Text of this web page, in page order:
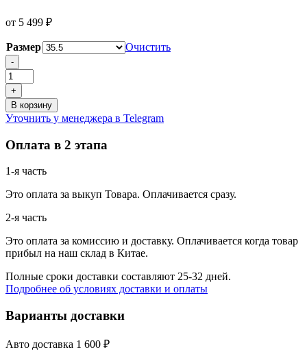
от 5 499 ₽
Размер
Очистить
Количество
товара
Nike
Dunk
"White
and
Red"
-
+
В корзину
Уточнить у менеджера в Telegram
Оплата в 2 этапа
1-я часть
Это оплата за выкуп Товара. Оплачивается сразу.
2-я часть
Это оплата за комиссию и доставку. Оплачивается когда товар
прибыл на наш склад в Китае.
Полные сроки доставки составляют 25-32 дней.
Подробнее об условиях доставки и оплаты
Варианты доставки
Авто доставка 1 600 ₽